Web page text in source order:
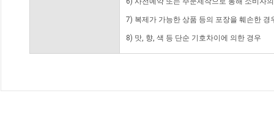
7) 복제가 가능한 상품 등의 포장을 훼손한 경
8) 맛, 향, 색 등 단순 기호차이에 의한 경우